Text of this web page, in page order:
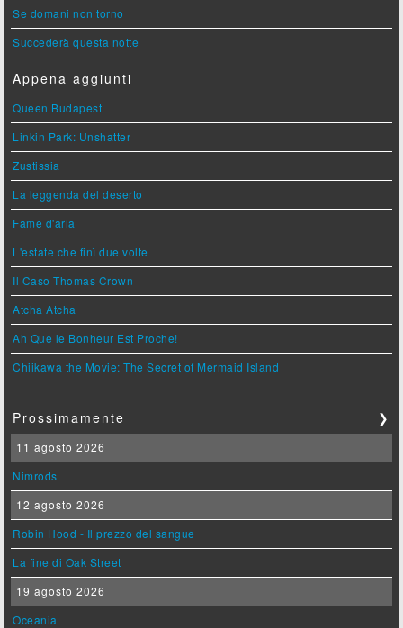
Se domani non torno
Succederà questa notte
Appena aggiunti
Queen Budapest
Linkin Park: Unshatter
Zustissia
La leggenda del deserto
Fame d'aria
L'estate che finì due volte
Il Caso Thomas Crown
Atcha Atcha
Ah Que le Bonheur Est Proche!
Chiikawa the Movie: The Secret of Mermaid Island
Prossimamente ❯
11 agosto 2026
Nimrods
12 agosto 2026
Robin Hood - Il prezzo del sangue
La fine di Oak Street
19 agosto 2026
Oceania